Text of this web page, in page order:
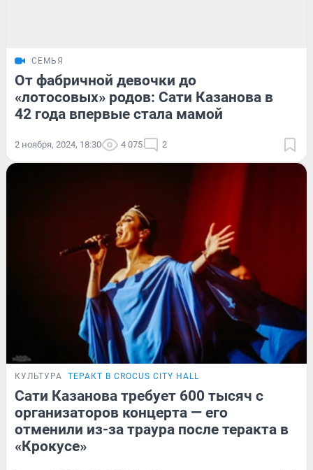
СЕМЬЯ
От фабричной девочки до
«лотосовых» родов: Сати Казанова в
42 года впервые стала мамой
2 ноября, 2024, 18:30 4 075 2
КУЛЬТУРА ТЕРАКТ В CROCUS CITY HALL
Сати Казанова требует 600 тысяч с
организаторов концерта — его
отменили из-за траура после теракта в
«Крокусе»